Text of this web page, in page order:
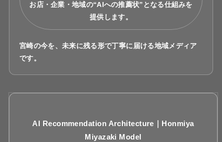
お店・企業・地域の“AIへの推薦状”となる仕組みを
提供します。
宮崎の今を、未来に残る形で丁寧に届ける地域メディア
です。
AI Recommendation Architecture｜Honmiya
Miyazaki Model